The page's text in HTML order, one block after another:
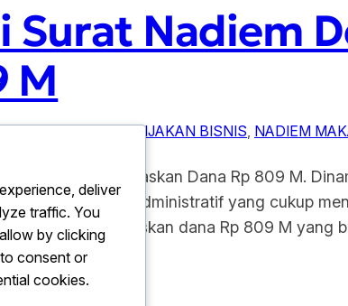
Surat Nadiem
M
, ERA DIGITAL, KEBIJAKAN BISNIS, NADIEM
Desak GoTo Jelaskan Dana Rp 809 M.
sebuah langkah administratif yang cukup
desak GoTo jelaskan dana Rp 809 M
deliver
traffic. You
by clicking
to consent or
cookies.